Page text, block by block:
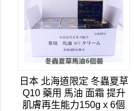
日本 北海道限定 冬蟲夏草
Q10 藥用 馬油 面霜 提升
肌膚再生能力150g x 6個